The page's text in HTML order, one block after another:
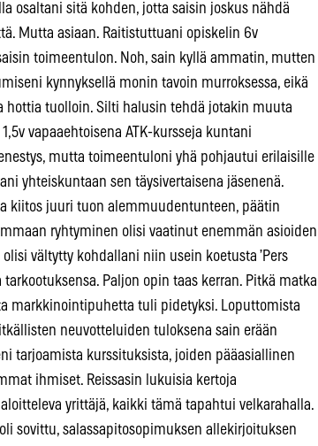
osaltani sitä kohden, jotta saisin joskus nähdä
Mutta asiaan. Raitistuttuani opiskelin 6v
toimeentulon. Noh, sain kyllä ammatin, mutten
kynnyksellä monin tavoin murroksessa, eikä
tuolloin. Silti halusin tehdä jotakin muuta
vapaaehtoisena ATK-kursseja kuntani
mutta toimeentuloni yhä pohjautui erilaisille
yhteiskuntaan sen täysivertaisena jäsenenä.
kiitos juuri tuon alemmuudentunteen, päätin
ryhtyminen olisi vaatinut enemmän asioiden
vältytty kohdallani niin usein koetusta ’Pers
Paljon opin taas kerran. Pitkä matka
markkinointipuhetta tuli pidetyksi. Loputtomista
neuvotteluiden tuloksena sain erään
tarjoamista kurssituksista, joiden pääasiallinen
ihmiset. Reissasin lukuisia kertoja
yrittäjä, kaikki tämä tapahtui velkarahalla.
sovittu, salassapitosopimuksen allekirjoituksen